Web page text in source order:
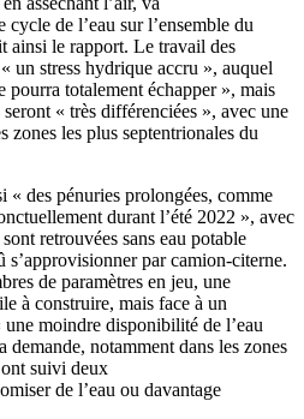
de l’eau sur l’ensemble du
ainsi le rapport. Le travail des
un stress hydrique accru », auquel
pourra totalement échapper », mais
« très différenciées », avec une
zones les plus septentrionales du
« des pénuries prolongées, comme
durant l’été 2022 », avec
retrouvées sans eau potable
s’approvisionner par camion-citerne.
de paramètres en jeu, une
à construire, mais face à un
moindre disponibilité de l’eau
demande, notamment dans les zones
suivi deux
de l’eau ou davantage